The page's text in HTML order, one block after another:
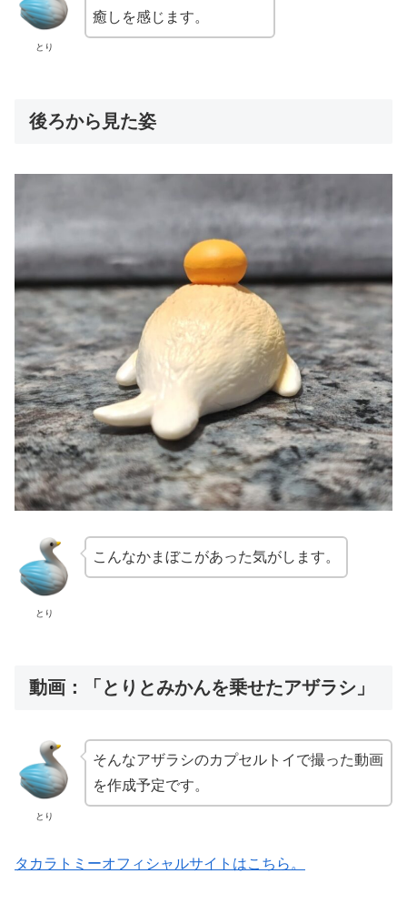
とり
癒しを感じます。
後ろから見た姿
とり
こんなかまぼこがあった気がします。
動画：「とりとみかんを乗せたアザラシ」
とり
そんなアザラシのカプセルトイで撮った動画
を作成予定です。
タカラトミーオフィシャルサイトはこちら。